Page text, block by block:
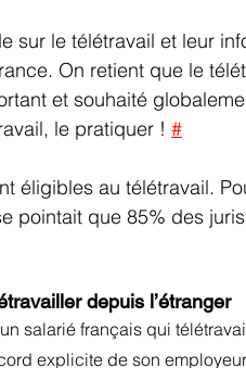
sur le télétravail et leur
On retient que le
et souhaité
le pratiquer ! #
éligibles au télétravail.
pointait que 85% des
depuis l’étranger
salarié français qui
explicite de son